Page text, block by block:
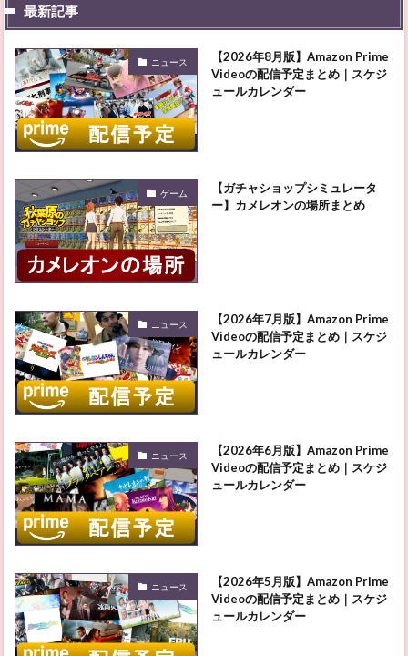
最新記事
ニュース
【2026年8月版】Amazon Prime
Videoの配信予定まとめ｜スケジ
ュールカレンダー
ゲーム
【ガチャショップシミュレータ
ー】カメレオンの場所まとめ
ニュース
【2026年7月版】Amazon Prime
Videoの配信予定まとめ｜スケジ
ュールカレンダー
ニュース
【2026年6月版】Amazon Prime
Videoの配信予定まとめ｜スケジ
ュールカレンダー
ニュース
【2026年5月版】Amazon Prime
Videoの配信予定まとめ｜スケジ
ュールカレンダー